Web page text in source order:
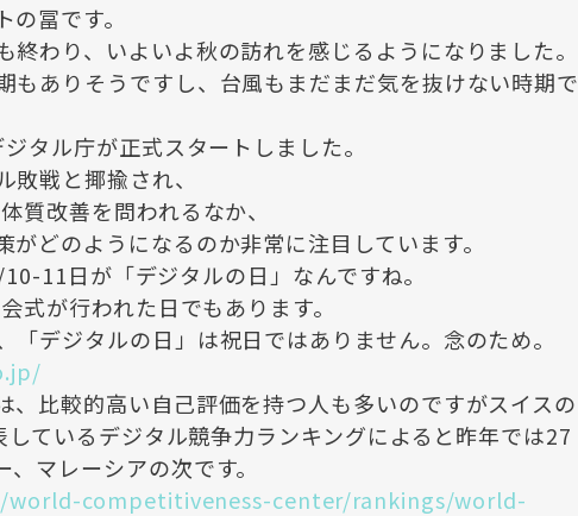
冨です。
わり、いよいよ秋の訪れを感じるようになりました。
もありそうですし、台風もまだまだ気を抜けない時期で
タル庁が正式スタートしました。
戦と揶揄され、
質改善を問われるなか、
どのようになるのか非常に注目しています。
11日が「デジタルの日」なんですね。
式が行われた日でもあります。
デジタルの日」は祝日ではありません。念のため。
、比較的高い自己評価を持つ人も多いのですがスイスの
ているデジタル競争力ランキングによると昨年では27
マレーシアの次です。
competitiveness-center/rankings/world-